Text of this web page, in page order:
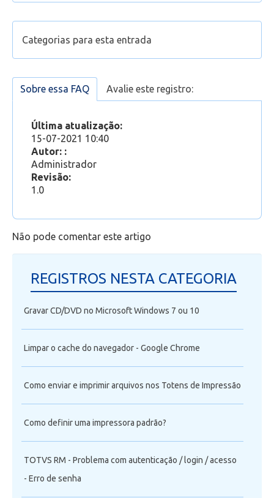
2016 (e-mail @pucsp.br antigo)
Configurar conta de e-mail no Outlook do Office
Configurar leitura de e-mail no Outlook
App/Mobile (e-mail @pucsp.br antigo)
Categorias para esta entrada
Office 365»Outlook Web
Sobre essa FAQ Avalie este registro:
Última atualização:
15-07-2021 10:40
Autor: :
Administrador
Revisão:
1.0
Não pode comentar este artigo
REGISTROS NESTA CATEGORIA
Gravar CD/DVD no Microsoft Windows 7 ou 10
Limpar o cache do navegador - Google Chrome
Como enviar e imprimir arquivos nos Totens de Impressão
Como definir uma impressora padrão?
TOTVS RM - Problema com autenticação / login / acesso
- Erro de senha